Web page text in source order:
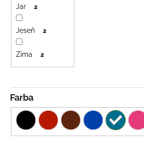
Farba
Jar 2
Jeseň 2
Zima 2
UV
30
SVETLO
MODRÁ
€16